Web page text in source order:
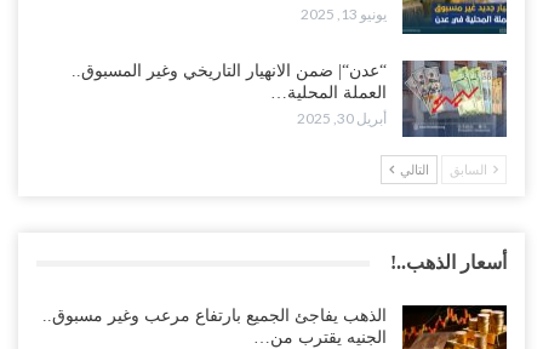
يونيو 13, 2025
“عدن“| ضمن الانهيار التاريخي وغير المسبوق..
العملة المحلية…
أبريل 30, 2025
السابق التالي
أسعار الذهب..!
الذهب يفاجئ الجميع بارتفاع مرعب وغير مسبوق..
الجنيه يقترب من…